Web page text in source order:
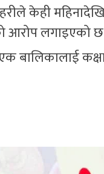
केही
आरोप लगाइएको छ
बालिकालाई